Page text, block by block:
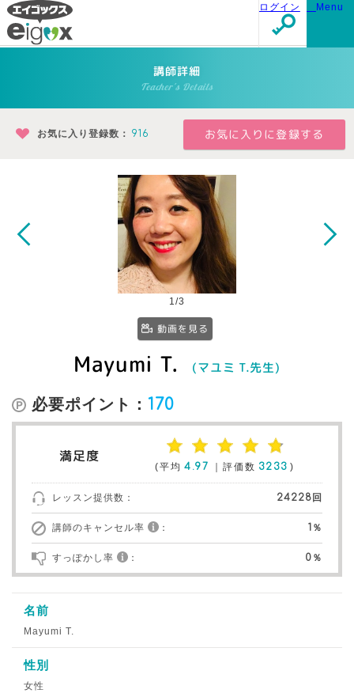
Menu
ログイン
講師詳細
Teacher's Details
1/3
動画を見る
Mayumi T. (マユミ T.先生)
必要ポイント： 170
満足度
(平均 4.97 ｜評価数 3233 )
レッスン提供数： 24228回
講師のキャンセル率 ： 1％
すっぽかし率 ： 0％
お気に入り登録数：916
名前
Mayumi T.
性別
女性